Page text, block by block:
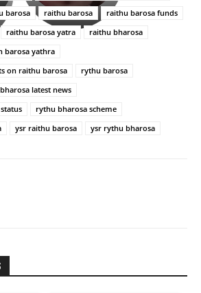
హీరోయిన్‏గా
శ్రీనిధి
శెట్టి.
barosa
raithu barosa
raithu barosa funds
raithu barosa yatra
raithu bharosa
barosa yathra
on raithu barosa
rythu barosa
latest news
rythu bharosa scheme
ysr raithu barosa ysr rythu bharosa